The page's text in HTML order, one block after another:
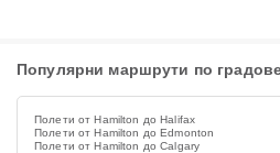
Популярни маршрути по
Полети от Hamilton до Halifax
Полети от Hamilton до Edmonton
Полети от Hamilton до Calgary